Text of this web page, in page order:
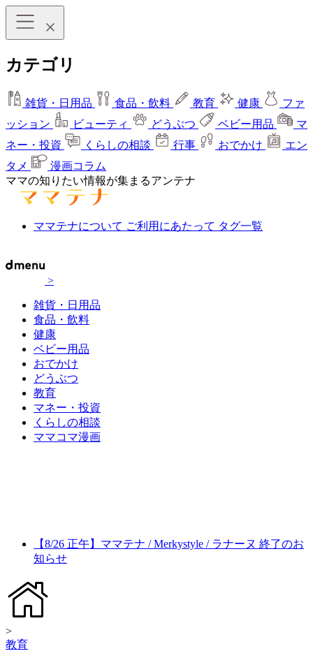
カテゴリ
雑貨・日用品 食品・飲料 教育 健康
ファ
ッション
ビューティ どうぶつ ベビー用品
マ
ネー・投資
くらしの相談 行事 おでかけ
エン
タメ
漫画コラム
ママの知りたい情報が集まるアンテナ
ママテナについて ご利用にあたって タグ一覧
>
雑貨・日用品
食品・飲料
健康
ベビー用品
おでかけ
どうぶつ
教育
マネー・投資
くらしの相談
ママコマ漫画
【8/26 正午】ママテナ / Merkystyle / ラナーヌ 終了のお
知らせ
>
教育